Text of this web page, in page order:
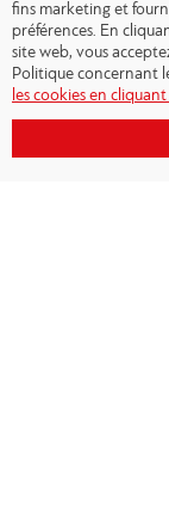
fins marketing et
préférences. En
site web, vous
Politique concernant
les cookies en cliquant